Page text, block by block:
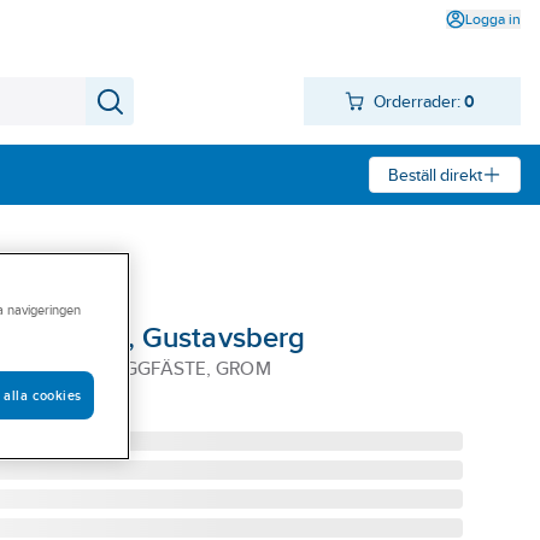
Logga in
Orderrader: 0
Beställ direkt
Gustavsberg
G1/G2 VÄGGFÄSTE, GROM
navigeringen
alla cookies